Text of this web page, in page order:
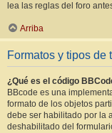
lea las reglas del foro
Arriba
Formatos y tipos de
¿Qué es el código
BBcode es una
formato de los objetos
debe ser habilitado por la
deshabilitado del